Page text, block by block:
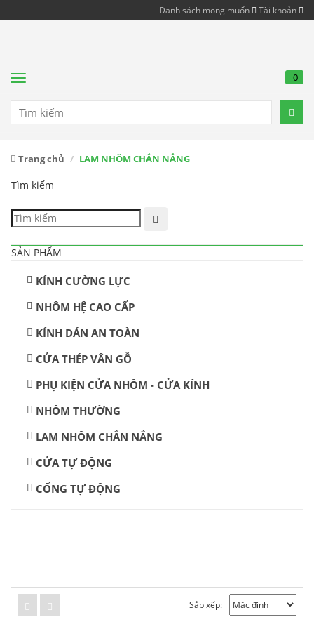
Danh sách mong muốn Tài khoản
Menu 0
Trang chủ LAM NHÔM CHẮN NẮNG
Tìm kiếm
SẢN PHẨM
KÍNH CƯỜNG LỰC
NHÔM HỆ CAO CẤP
KÍNH DÁN AN TOÀN
CỬA THÉP VÂN GỖ
PHỤ KIỆN CỬA NHÔM - CỬA KÍNH
NHÔM THƯỜNG
LAM NHÔM CHẮN NẮNG
CỬA TỰ ĐỘNG
CỔNG TỰ ĐỘNG
Sắp xếp: